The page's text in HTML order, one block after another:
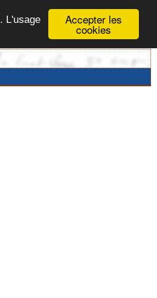
Accepter les
cookies
L'usage